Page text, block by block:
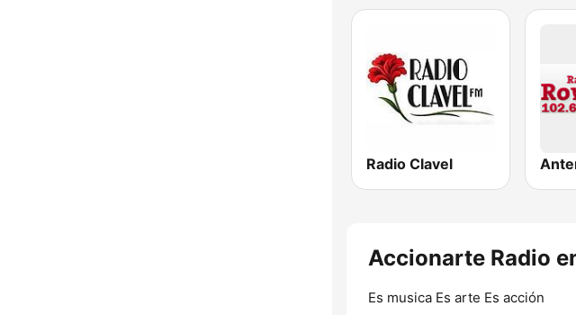
Radio Clavel
Accionarte Radio
Es musica Es arte Es acción